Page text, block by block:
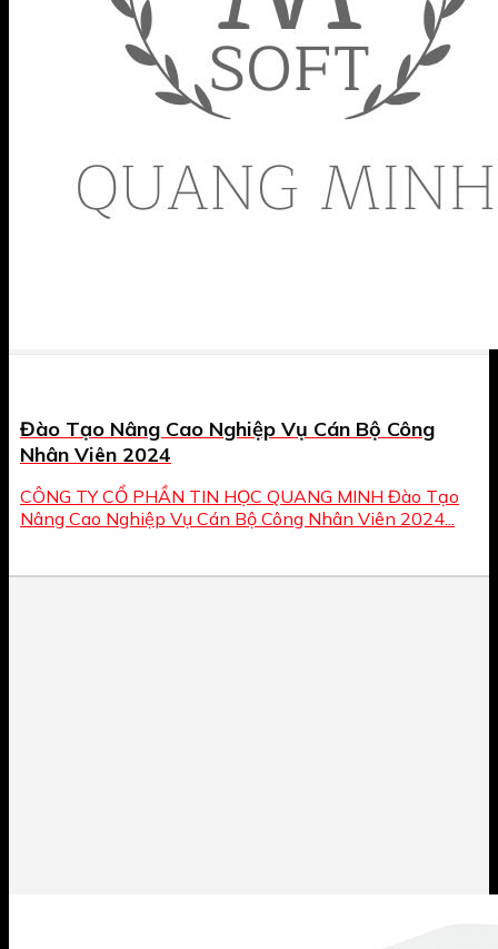
Đào Tạo Nâng Cao Nghiệp Vụ Cán Bộ Công
Nhân Viên 2024
CÔNG TY CỔ PHẦN TIN HỌC QUANG MINH Đào Tạo
Nâng Cao Nghiệp Vụ Cán Bộ Công Nhân Viên 2024...